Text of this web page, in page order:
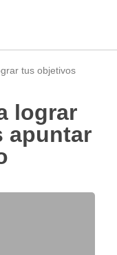
tus objetivos
apuntar